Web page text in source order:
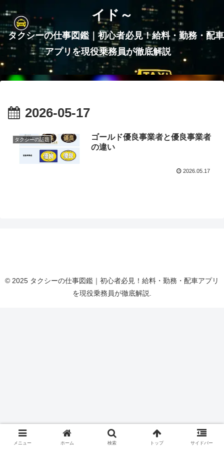
イド～
タクシーの仕事図鑑｜初心者必見！給料・勤務・配車
アプリを現役乗務員が徹底解説
2026-05-17
タクシーの話題
ゴールド優良事業者と優良事業者
の違い
2026.05.17
© 2025 タクシーの仕事図鑑｜初心者必見！給料・勤務・配車アプリ
を現役乗務員が徹底解説.
メニュー ホーム 検索 トップ サイドバー